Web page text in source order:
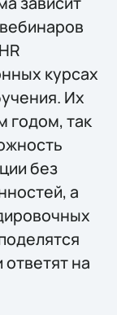
курсах
Их
годом, так
без
а
на